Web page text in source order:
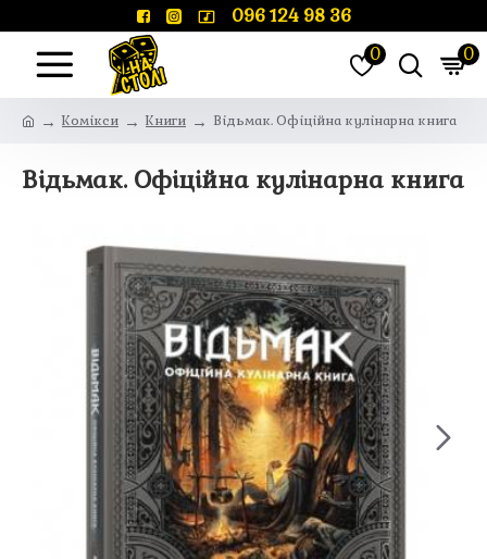
096 124 98 36
0 0
Комікси Книги Відьмак. Офіційна кулінарна книга
Відьмак. Офіційна кулінарна книга